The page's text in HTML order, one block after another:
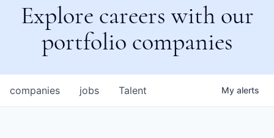
Explore careers with our
portfolio companies
jobs
companies Talent My alerts